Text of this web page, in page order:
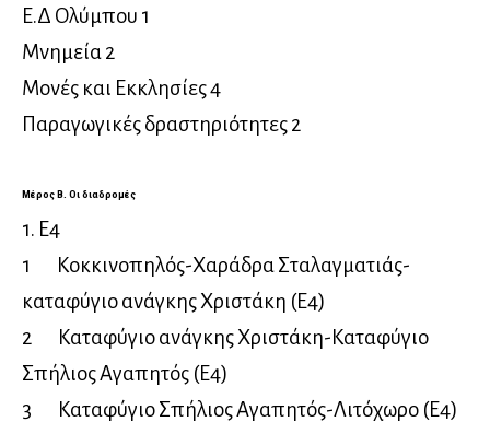
Ε.Δ Ολύμπου 1
Μνημεία 2
Μονές και Eκκλησίες 4
Παραγωγικές δραστηριότητες 2
Μέρος Β. Oι διαδρομές
1. E4
1 Κοκκινοπηλός-Χαράδρα Σταλαγματιάς-
καταφύγιο ανάγκης Χριστάκη (Ε4)
2 Καταφύγιο ανάγκης Χριστάκη-Καταφύγιο
Σπήλιος Αγαπητός (Ε4)
3 Καταφύγιο Σπήλιος Αγαπητός-Λιτόχωρο (Ε4)